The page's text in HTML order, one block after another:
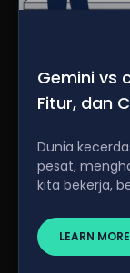
Gemini vs
Fitur, dan
Dunia
pesat,
kita bekerja,
LEARN MORE